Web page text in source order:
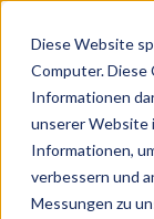
Diese Website
Computer. Diese
Informationen
unserer Website
Informationen,
verbessern und
Messungen zu
Dr.
Leadership- &
Keynote